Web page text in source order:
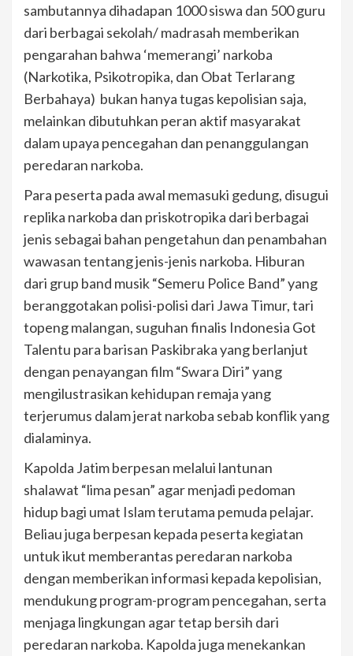
sambutannya dihadapan 1000 siswa dan 500 guru
dari berbagai sekolah/ madrasah memberikan
pengarahan bahwa ‘memerangi’ narkoba
(Narkotika, Psikotropika, dan Obat Terlarang
Berbahaya) bukan hanya tugas kepolisian saja,
melainkan dibutuhkan peran aktif masyarakat
dalam upaya pencegahan dan penanggulangan
peredaran narkoba.
Para peserta pada awal memasuki gedung, disugui
replika narkoba dan priskotropika dari berbagai
jenis sebagai bahan pengetahun dan penambahan
wawasan tentang jenis-jenis narkoba. Hiburan
dari grup band musik “Semeru Police Band” yang
beranggotakan polisi-polisi dari Jawa Timur, tari
topeng malangan, suguhan finalis Indonesia Got
Talentu para barisan Paskibraka yang berlanjut
dengan penayangan film “Swara Diri” yang
mengilustrasikan kehidupan remaja yang
terjerumus dalam jerat narkoba sebab konflik yang
dialaminya.
Kapolda Jatim berpesan melalui lantunan
shalawat “lima pesan” agar menjadi pedoman
hidup bagi umat Islam terutama pemuda pelajar.
Beliau juga berpesan kepada peserta kegiatan
untuk ikut memberantas peredaran narkoba
dengan memberikan informasi kepada kepolisian,
mendukung program-program pencegahan, serta
menjaga lingkungan agar tetap bersih dari
peredaran narkoba. Kapolda juga menekankan